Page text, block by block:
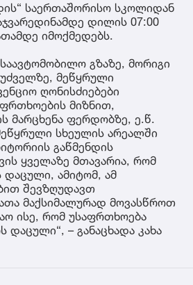
საერთაშორისო სკოლიდან
დილის 07:00
იმოქმედებს.
გზაზე, მორიგი
მეწყრული
ღონისძიებები
მიზნით,
მარცხენა ფერდობზე, ე.წ.
სხეულის არეალში
გაწმენდის
ყველაზე მთავარია, რომ
ამიტომ, ამ
შევზღუდავთ
მაქსიმალურად მოვასწროთ
ისე, რომ უსაფრთხოება
დაცული“, – განაცხადა კახა